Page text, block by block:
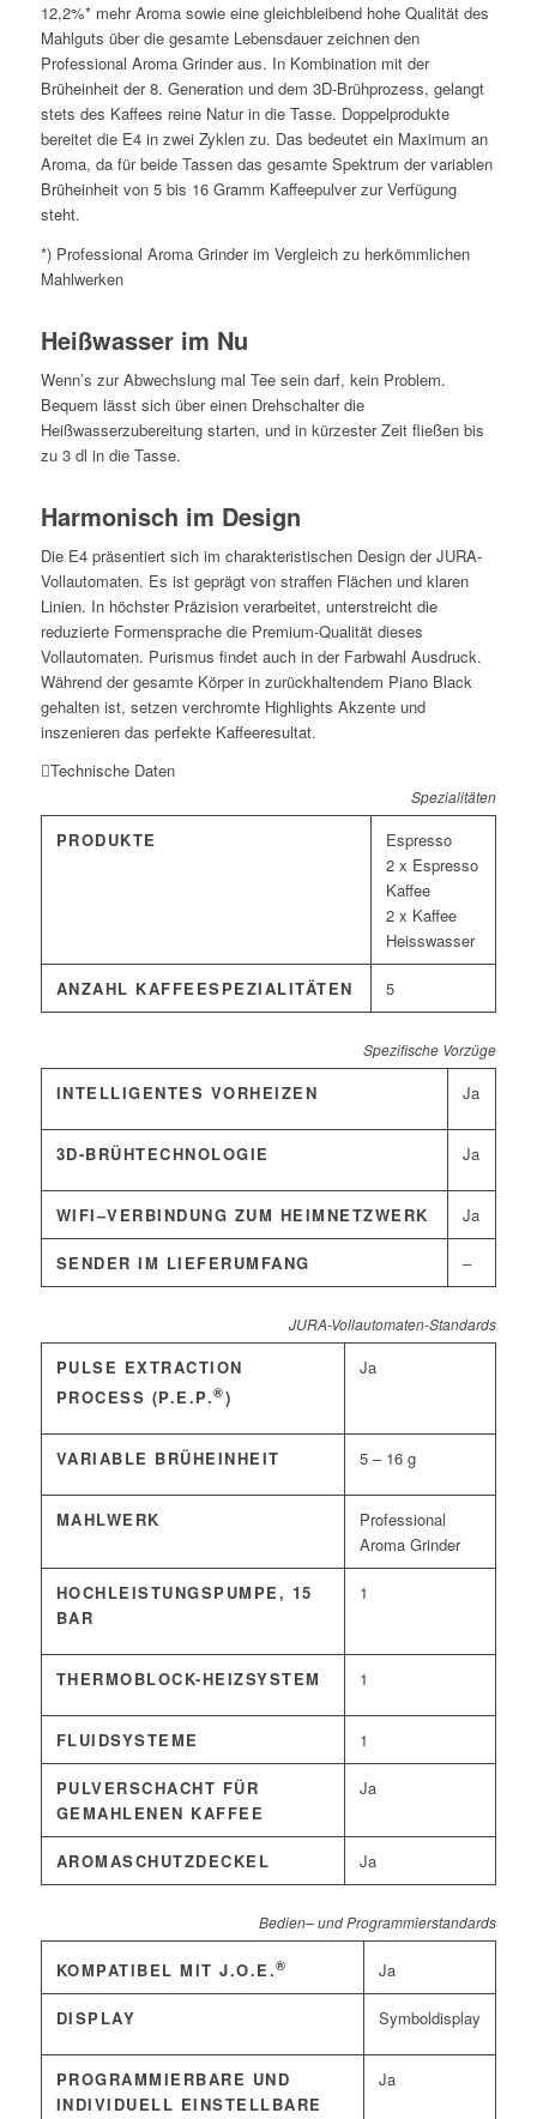
12,2%* mehr Aroma sowie eine gleichbleibend hohe Qualität des
Mahlguts über die gesamte Lebensdauer zeichnen den
Professional Aroma Grinder aus. In Kombination mit der
Brüheinheit der 8. Generation und dem 3D-Brühprozess, gelangt
stets des Kaffees reine Natur in die Tasse. Doppelprodukte
bereitet die E4 in zwei Zyklen zu. Das bedeutet ein Maximum an
Aroma, da für beide Tassen das gesamte Spektrum der variablen
Brüheinheit von 5 bis 16 Gramm Kaffeepulver zur Verfügung
steht.
*) Professional Aroma Grinder im Vergleich zu herkömmlichen
Mahlwerken
Heißwasser im Nu
Wenn’s zur Abwechslung mal Tee sein darf, kein Problem.
Bequem lässt sich über einen Drehschalter die
Heißwasserzubereitung starten, und in kürzester Zeit fließen bis
zu 3 dl in die Tasse.
Harmonisch im Design
Die E4 präsentiert sich im charakteristischen Design der JURA-
Vollautomaten. Es ist geprägt von straffen Flächen und klaren
Linien. In höchster Präzision verarbeitet, unterstreicht die
reduzierte Formensprache die Premium-Qualität dieses
Vollautomaten. Purismus findet auch in der Farbwahl Ausdruck.
Während der gesamte Körper in zurückhaltendem Piano Black
gehalten ist, setzen verchromte Highlights Akzente und
inszenieren das perfekte Kaffeeresultat.
Technische Daten
Spezialitäten
PRODUKTE
Espresso
2 x Espresso
Kaffee
2 x Kaffee
Heisswasser
ANZAHL KAFFEESPEZIALITÄTEN 5
Spezifische Vorzüge
INTELLIGENTES VORHEIZEN Ja
3D-BRÜHTECHNOLOGIE Ja
WIFI–VERBINDUNG ZUM HEIMNETZWERK Ja
SENDER IM LIEFERUMFANG –
JURA-Vollautomaten-Standards
PULSE EXTRACTION
PROCESS (P.E.P.®)
Ja
VARIABLE BRÜHEINHEIT 5 – 16 g
MAHLWERK
Professional
Aroma Grinder
HOCHLEISTUNGSPUMPE, 15
BAR
1
THERMOBLOCK-HEIZSYSTEM 1
FLUIDSYSTEME 1
PULVERSCHACHT FÜR
GEMAHLENEN KAFFEE
Ja
AROMASCHUTZDECKEL Ja
Bedien– und Programmierstandards
KOMPATIBEL MIT J.O.E.® Ja
DISPLAY Symboldisplay
PROGRAMMIERBARE UND
INDIVIDUELL EINSTELLBARE
Ja